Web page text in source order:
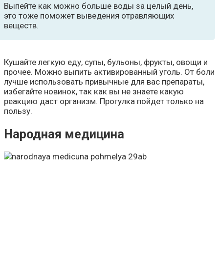
Выпейте как можно больше воды за целый день,
это тоже поможет выведения отравляющих
веществ.
Кушайте легкую еду, супы, бульоны, фрукты, овощи и
прочее. Можно выпить активированный уголь. От боли
лучше использовать привычные для вас препараты,
избегайте новинок, так как вы не знаете какую
реакцию даст организм. Прогулка пойдет только на
пользу.
Народная медицина